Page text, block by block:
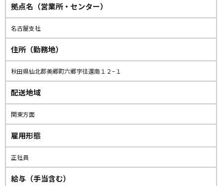
拠点名（営業所・センター）
名古屋支社
住所（勤務地）
秋田県仙北郡美郷町六郷字往還南１２−１
配送地域
関東方面
雇用形態
正社員
給与（手当含む）